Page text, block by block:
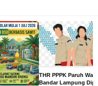
THR PPPK Paruh
Bandar Lampung